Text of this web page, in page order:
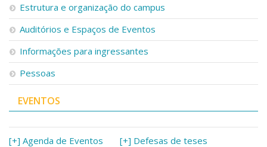
Estrutura e organização do campus
Auditórios e Espaços de Eventos
Informações para ingressantes
Pessoas
EVENTOS
[+] Agenda de Eventos [+] Defesas de teses